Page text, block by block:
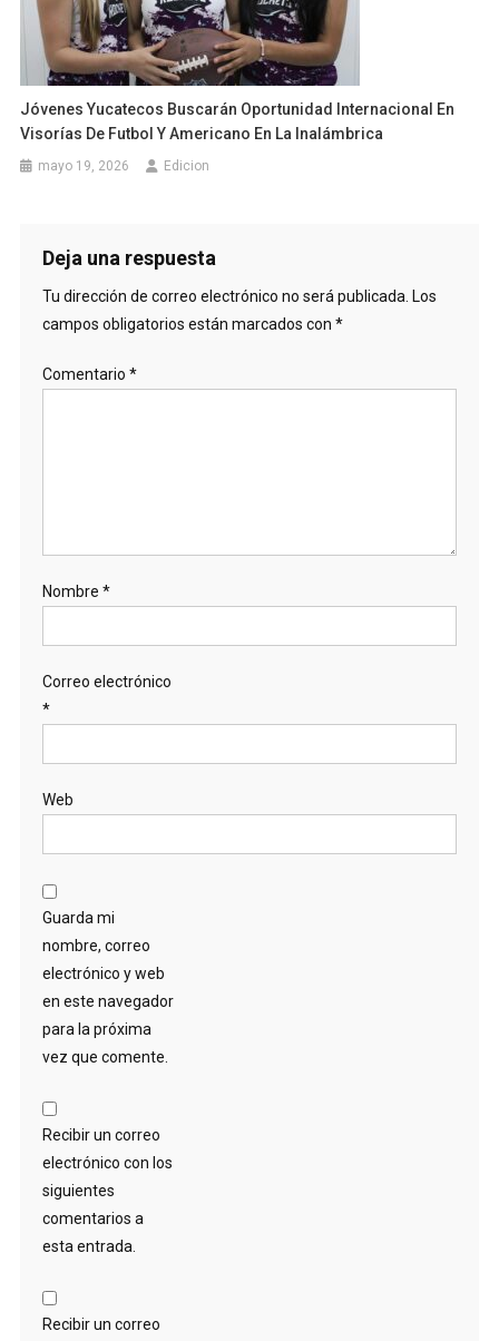
Jóvenes Yucatecos Buscarán Oportunidad Internacional En
Visorías De Futbol Y Americano En La Inalámbrica
mayo 19, 2026 Edicion
Deja una respuesta
Tu dirección de correo electrónico no será publicada. Los
campos obligatorios están marcados con *
Comentario *
Nombre *
Correo electrónico
*
Web
Guarda mi
nombre, correo
electrónico y web
en este navegador
para la próxima
vez que comente.
Recibir un correo
electrónico con los
siguientes
comentarios a
esta entrada.
Recibir un correo